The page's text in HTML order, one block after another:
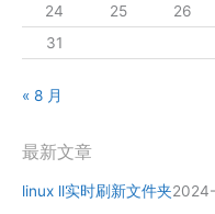
24
25 26
31
« 8 月
最新文章
linux ll实时刷新文件夹